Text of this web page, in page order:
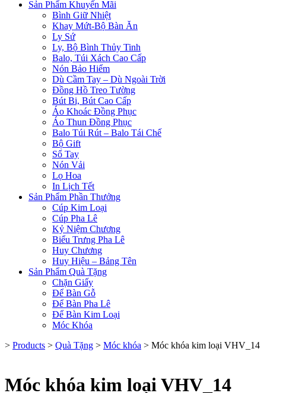
Sản Phẩm Khuyến Mãi
Bình Giữ Nhiệt
Khay Mứt-Bộ Bàn Ăn
Ly Sứ
Ly, Bộ Bình Thủy Tinh
Balo, Túi Xách Cao Cấp
Nón Bảo Hiểm
Dù Cầm Tay – Dù Ngoài Trời
Đồng Hồ Treo Tường
Bút Bi, Bút Cao Cấp
Áo Khoác Đồng Phục
Áo Thun Đồng Phục
Balo Túi Rút – Balo Tái Chế
Bộ Gift
Sổ Tay
Nón Vải
Lọ Hoa
In Lịch Tết
Sản Phẩm Phần Thưởng
Cúp Kim Loại
Cúp Pha Lê
Kỷ Niệm Chương
Biểu Trưng Pha Lê
Huy Chương
Huy Hiệu – Bảng Tên
Sản Phẩm Quà Tặng
Chặn Giấy
Để Bàn Gỗ
Để Bàn Pha Lê
Để Bàn Kim Loại
Móc Khóa
> Products > Quà Tặng > Móc khóa > Móc khóa kim loại VHV_14
Móc khóa kim loại VHV_14